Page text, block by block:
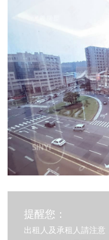
提醒您：
出租人及承租人請注意